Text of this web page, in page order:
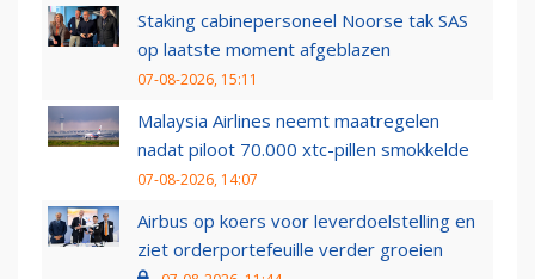
Staking cabinepersoneel Noorse tak SAS
op laatste moment afgeblazen
07-08-2026, 15:11
Malaysia Airlines neemt maatregelen
nadat piloot 70.000 xtc-pillen smokkelde
07-08-2026, 14:07
Airbus op koers voor leverdoelstelling en
ziet orderportefeuille verder groeien